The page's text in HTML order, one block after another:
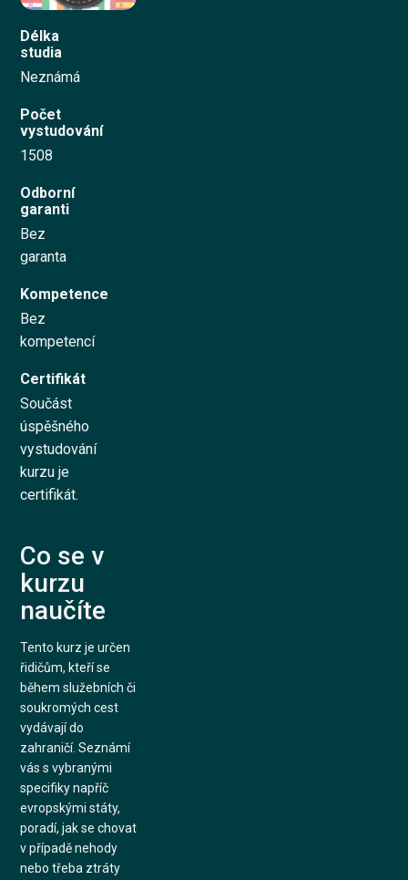
Délka
studia
Neznámá
Počet
vystudování
1508
Odborní
garanti
Bez
garanta
Kompetence
Bez
kompetencí
Certifikát
Součást
úspěšného
vystudování
kurzu je
certifikát.
Co se v
kurzu
naučíte
Tento kurz je určen
řidičům, kteří se
během služebních či
soukromých cest
vydávají do
zahraničí. Seznámí
vás s vybranými
specifiky napříč
evropskými státy,
poradí, jak se chovat
v případě nehody
nebo třeba ztráty